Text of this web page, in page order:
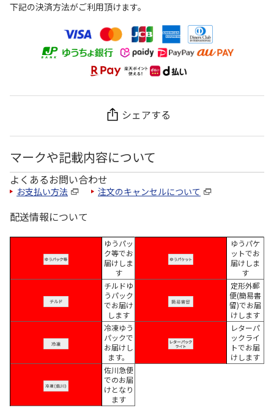
下記の決済方法がご利用頂けます。
シェアする
マークや記載内容について
よくあるお問い合わせ
お支払い方法 注文のキャンセルについて
配送情報について
ゆうパッ
ク等でお
届けしま
す
ゆうパケ
ットでお
届けしま
す
チルドゆ
うパック
でお届け
します
定形外郵
便(簡易書
留)でお届
けします
冷凍ゆう
パックで
お届けし
ます。
レターパ
ックライ
トでお届
けします
佐川急便
でのお届
けとなり
ます